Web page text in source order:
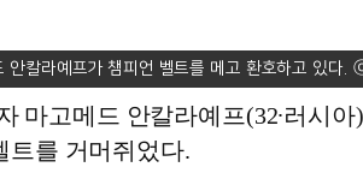
안칼라예프가 챔피언 벨트를 메고 환호하고 있다.
마고메드 안칼라예프(32∙러시아
트를 거머쥐었다.